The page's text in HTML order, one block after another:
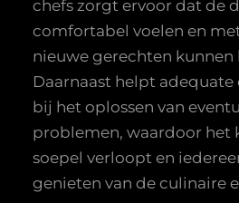
chefs zorgt ervoor dat de
comfortabel voelen en
nieuwe gerechten kunnen
Daarnaast helpt
bij het oplossen van
problemen, waardoor het
soepel verloopt en
genieten van de culinaire